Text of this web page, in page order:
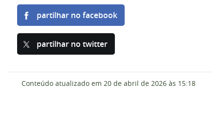
partilhar no facebook
partilhar no twitter
Conteúdo atualizado em 20 de abril de 2026 às 15:18